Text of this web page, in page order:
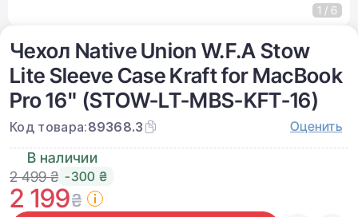
Чехол Native Union W.F.A Stow
Lite Sleeve Case Kraft for MacBook
Pro 16" (STOW-LT-MBS-KFT-16)
Код товара:89368.3 Оценить
В наличии
2 499 ₴ -300 ₴
2 199₴
1 / 6